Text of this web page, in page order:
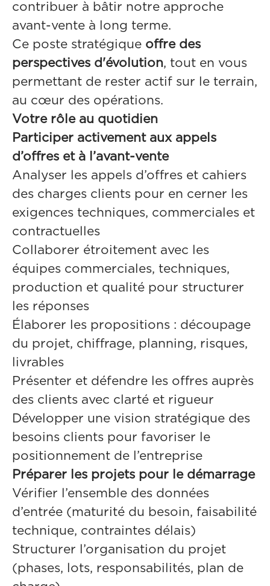
contribuer à bâtir notre approche
avant-vente à long terme.
Ce poste stratégique offre des
perspectives d'évolution, tout en vous
permettant de rester actif sur le terrain,
au cœur des opérations.
Votre rôle au quotidien
Participer activement aux appels
d’offres et à l’avant-vente
Analyser les appels d’offres et cahiers
des charges clients pour en cerner les
exigences techniques, commerciales et
contractuelles
Collaborer étroitement avec les
équipes commerciales, techniques,
production et qualité pour structurer
les réponses
Élaborer les propositions : découpage
du projet, chiffrage, planning, risques,
livrables
Présenter et défendre les offres auprès
des clients avec clarté et rigueur
Développer une vision stratégique des
besoins clients pour favoriser le
positionnement de l’entreprise
Préparer les projets pour le démarrage
Vérifier l’ensemble des données
d’entrée (maturité du besoin, faisabilité
technique, contraintes délais)
Structurer l’organisation du projet
(phases, lots, responsabilités, plan de